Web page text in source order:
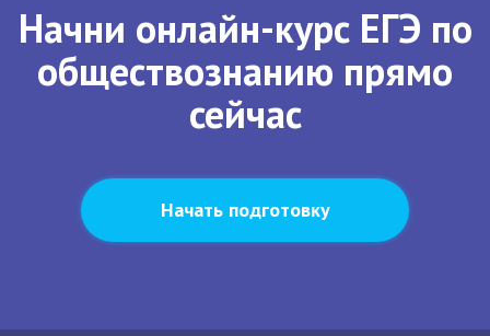
Начни онлайн-курс ЕГЭ по
обществознанию прямо
сейчас
Начать подготовку